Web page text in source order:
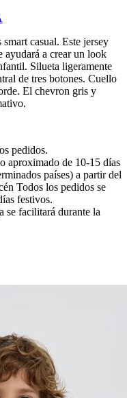
casual. Este jersey
ayudará a crear un look
Silueta ligeramente
de tres botones. Cuello
El chevron gris y
pedidos.
aproximado de 10-15 días
países) a partir del
Todos los pedidos se
festivos.
se facilitará durante la